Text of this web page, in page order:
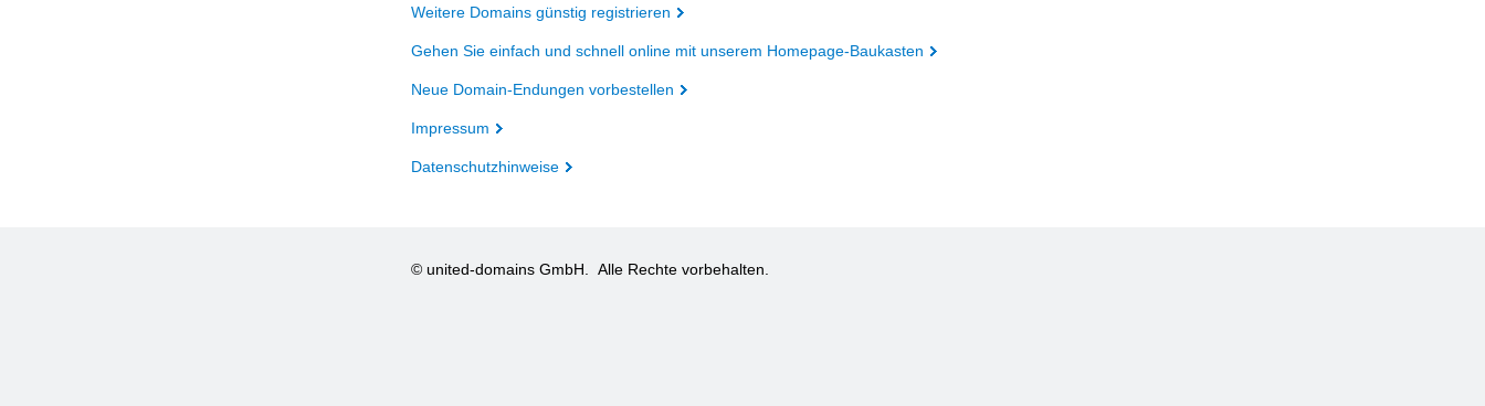
Weitere Domains günstig registrieren
Gehen Sie einfach und schnell online mit unserem Homepage-Baukasten
Neue Domain-Endungen vorbestellen
Impressum
Datenschutzhinweise
© united-domains GmbH. Alle Rechte vorbehalten.